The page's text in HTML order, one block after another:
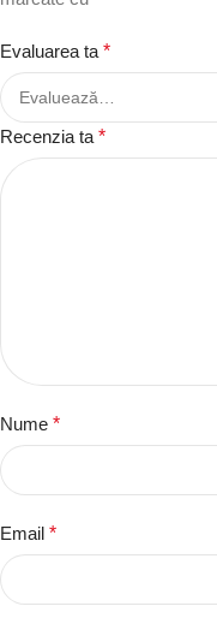
Evaluarea ta *
Recenzia ta *
Nume *
Email *